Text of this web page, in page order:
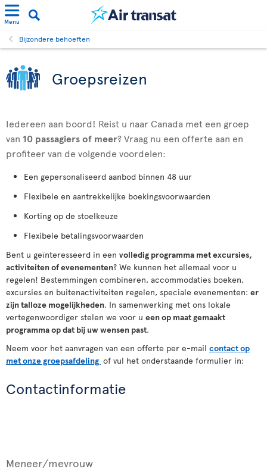
Menu
Bijzondere behoeften
Groepsreizen
Iedereen aan boord! Reist u naar Canada met een groep
van 10 passagiersof meer? Vraag nu een offerte aan en
profiteer van de volgende voordelen:
Een gepersonaliseerd aanbod binnen 48 uur
Flexibele en aantrekkelijke boekingsvoorwaarden
Korting op de stoelkeuze
Flexibele betalingsvoorwaarden
Bent u geïnteresseerd in een volledig programma met excursies,
activiteitenofevenementen? We kunnen het allemaal voor u
regelen! Bestemmingen combineren, accommodaties boeken,
excursies en buitenactiviteiten regelen, speciale evenementen: er
zijn talloze mogelijkheden. In samenwerking met ons lokale
vertegenwoordiger stelen we voor u een op maat gemaakt
programma op dat bij uw wensen past.
Neem voor het aanvragen van een offerte per e-mail contact op
met onze groepsafdeling of vul het onderstaande formulier in:
Contactinformatie
Meneer/mevrouw